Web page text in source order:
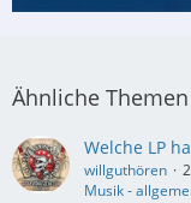
Ähnliche Themen
Welche LP
willguthören
Musik -